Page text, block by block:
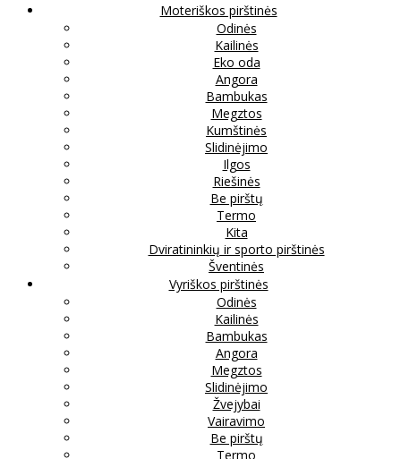
Moteriškos pirštinės
Odinės
Kailinės
Eko oda
Angora
Bambukas
Megztos
Kumštinės
Slidinėjimo
Ilgos
Riešinės
Be pirštų
Termo
Kita
Dviratininkių ir sporto pirštinės
Šventinės
Vyriškos pirštinės
Odinės
Kailinės
Bambukas
Angora
Megztos
Slidinėjimo
Žvejybai
Vairavimo
Be pirštų
Termo